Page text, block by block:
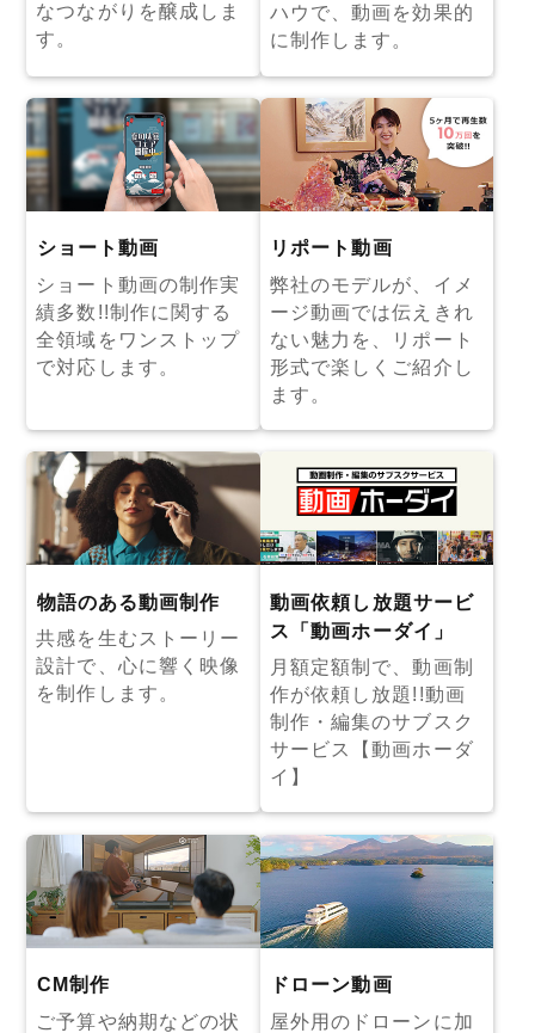
なつながりを醸成しま
す。
ハウで、動画を効果的
に制作します。
ショート動画
ショート動画の制作実
績多数!!制作に関する
全領域をワンストップ
で対応します。
リポート動画
弊社のモデルが、イメ
ージ動画では伝えきれ
ない魅力を、リポート
形式で楽しくご紹介し
ます。
物語のある動画制作
共感を生むストーリー
設計で、心に響く映像
を制作します。
動画依頼し放題サービ
ス「動画ホーダイ」
月額定額制で、動画制
作が依頼し放題!!動画
制作・編集のサブスク
サービス【動画ホーダ
イ】
CM制作
ご予算や納期などの状
ドローン動画
屋外用のドローンに加